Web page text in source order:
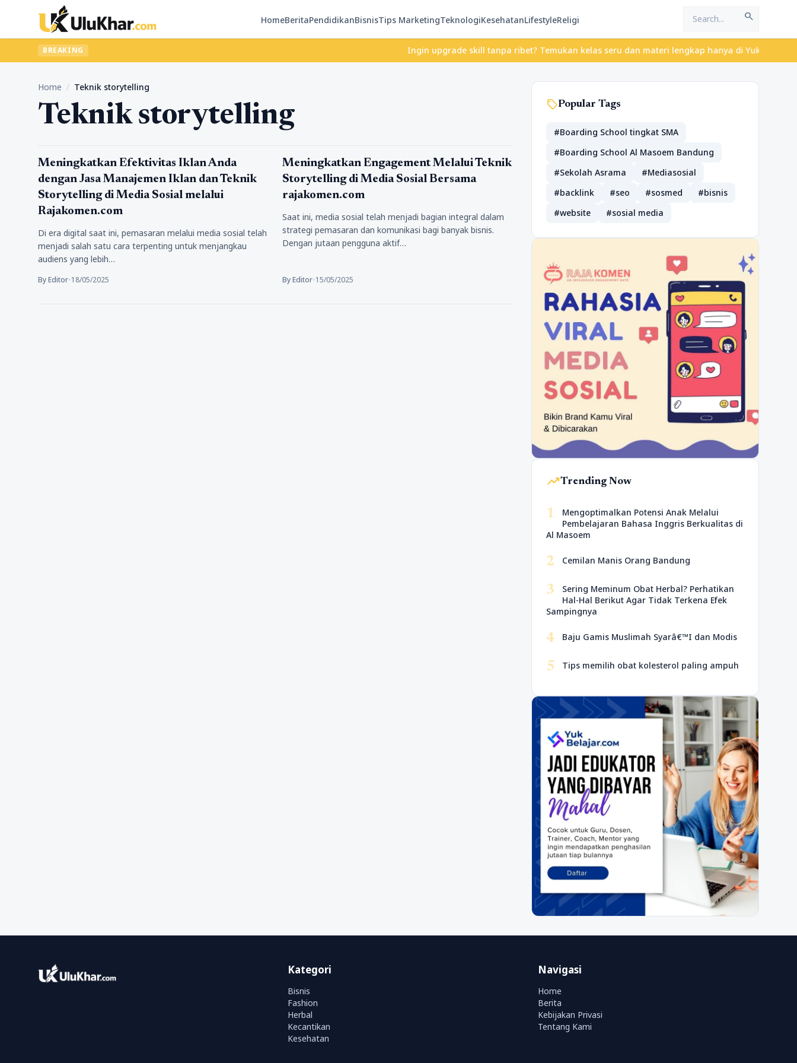
HomeBeritaPendidikanBisnisTips MarketingTeknologiKesehatanLifestyleReligi search
BREAKING Ingin upgrade skill tanpa ribet? Temukan kelas seru dan materi lengkap hanya di
Home / Teknik storytelling
Teknik storytelling
Teknologi
Meningkatkan Efektivitas Iklan Anda
dengan Jasa Manajemen Iklan dan Teknik
Storytelling di Media Sosial melalui
Rajakomen.com
Di era digital saat ini, pemasaran melalui media sosial telah
menjadi salah satu cara terpenting untuk menjangkau
audiens yang lebih…
By Editor•18/05/2025
Teknologi
Meningkatkan Engagement Melalui Teknik
Storytelling di Media Sosial Bersama
rajakomen.com
Saat ini, media sosial telah menjadi bagian integral dalam
strategi pemasaran dan komunikasi bagi banyak bisnis.
Dengan jutaan pengguna aktif…
By Editor•15/05/2025
sellPopular Tags
#Boarding School tingkat SMA
#Boarding School Al Masoem Bandung
#Sekolah Asrama
#Mediasosial
#backlink
#seo #sosmed
#bisnis
#website
#sosial media
trending_upTrending Now
1
Mengoptimalkan Potensi Anak Melalui
Pembelajaran Bahasa Inggris Berkualitas di
Al Masoem
2 Cemilan Manis Orang Bandung
3
Sering Meminum Obat Herbal? Perhatikan
Hal-Hal Berikut Agar Tidak Terkena Efek
Sampingnya
4 Baju Gamis Muslimah Syarâ€™I dan Modis
5 Tips memilih obat kolesterol paling ampuh
Kategori
Bisnis
Fashion
Herbal
Kecantikan
Kesehatan
Navigasi
Home
Berita
Kebijakan Privasi
Tentang Kami